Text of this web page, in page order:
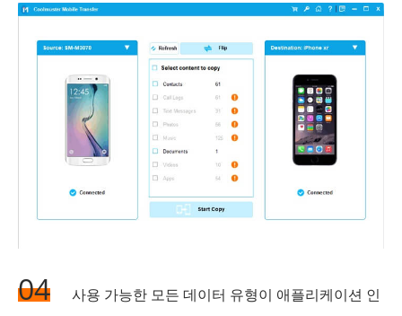
04
사용 가능한 모든 데이터 유형이 애플리케이션 인